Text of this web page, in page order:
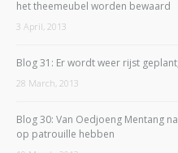
het theemeubel worden bewaard
3 April, 2013
Blog 31: Er wordt weer rijst
28 March, 2013
Blog 30: Van Oedjoeng Mentang
op patrouille hebben